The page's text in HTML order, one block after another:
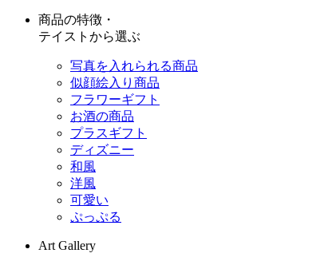
商品の特徴・
テイストから選ぶ
写真を入れられる商品
似顔絵入り商品
フラワーギフト
お酒の商品
プラスギフト
ディズニー
和風
洋風
可愛い
ぷっぷる
Art Gallery